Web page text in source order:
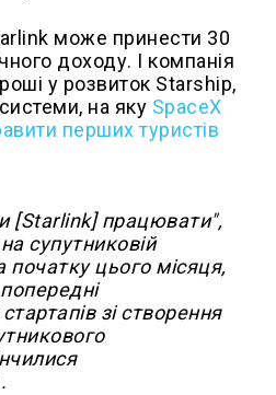
може принести 30
доходу. І компанія
у розвиток Starship,
на яку SpaceX
перших туристів
[Starlink] працювати",
супутниковій
початку цього місяця,
зі створення